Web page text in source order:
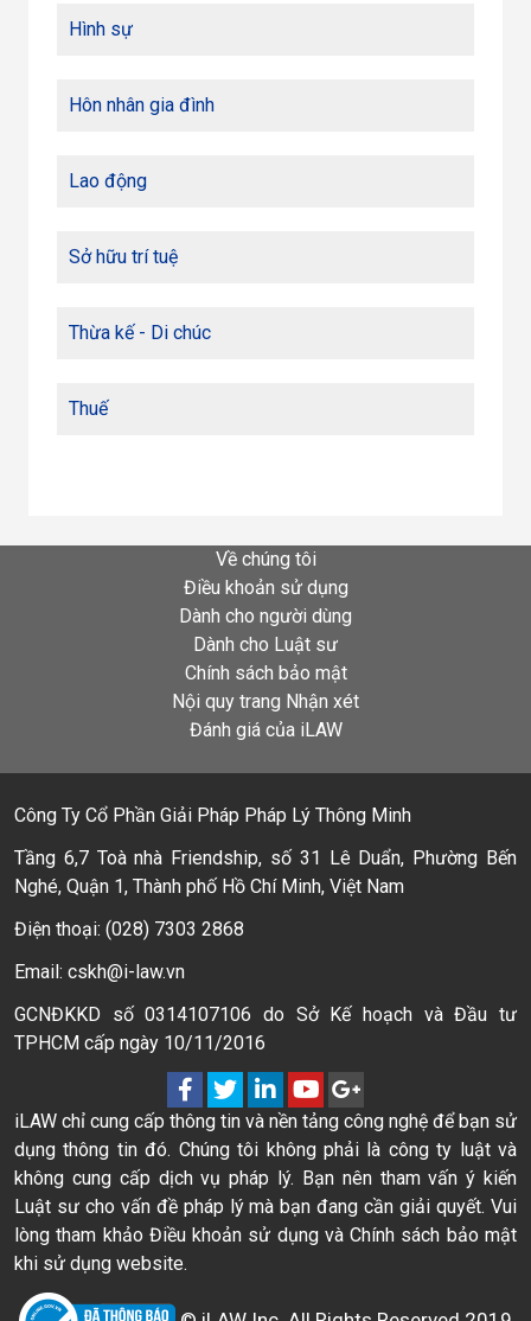
Hình sự
Hôn nhân gia đình
Lao động
Sở hữu trí tuệ
Thừa kế - Di chúc
Thuế
Về chúng tôi
Điều khoản sử dụng
Dành cho người dùng
Dành cho Luật sư
Chính sách bảo mật
Nội quy trang Nhận xét
Đánh giá của iLAW
Công Ty Cổ Phần Giải Pháp Pháp Lý Thông Minh
Tầng 6,7 Toà nhà Friendship, số 31 Lê Duẩn, Phường Bến
Nghé, Quận 1, Thành phố Hồ Chí Minh, Việt Nam
Điện thoại: (028) 7303 2868
Email: cskh@i-law.vn
GCNĐKKD số 0314107106 do Sở Kế hoạch và Đầu tư
TPHCM cấp ngày 10/11/2016
iLAW chỉ cung cấp thông tin và nền tảng công nghệ để bạn sử
dụng thông tin đó. Chúng tôi không phải là công ty luật và
không cung cấp dịch vụ pháp lý. Bạn nên tham vấn ý kiến
Luật sư cho vấn đề pháp lý mà bạn đang cần giải quyết. Vui
lòng tham khảo Điều khoản sử dụng và Chính sách bảo mật
khi sử dụng website.